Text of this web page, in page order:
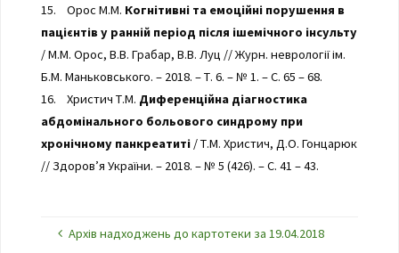
15. Орос М.М. Когнітивні та емоційні порушення в
пацієнтів у ранній період після ішемічного інсульту
/ М.М. Орос, В.В. Грабар, В.В. Луц // Журн. неврології ім.
Б.М. Маньковського. – 2018. – Т. 6. – № 1. – С. 65 – 68.
16. Христич Т.М. Диференційна діагностика
абдомінального больового синдрому при
хронічному панкреатиті/ Т.М. Христич, Д.О. Гонцарюк
// Здоров’я України. – 2018. – № 5 (426). – С. 41 – 43.
Архів надходжень до картотеки за 19.04.2018